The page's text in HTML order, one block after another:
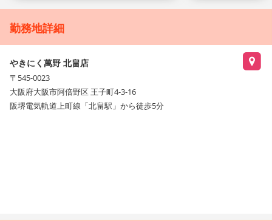
勤務地詳細
やきにく萬野 北畠店
〒545-0023
大阪府大阪市阿倍野区 王子町4-3-16
阪堺電気軌道上町線「北畠駅」から徒歩5分